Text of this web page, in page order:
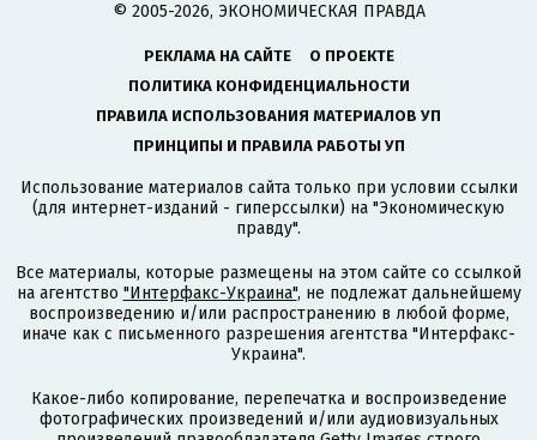
© 2005-2026, ЭКОНОМИЧЕСКАЯ ПРАВДА
РЕКЛАМА НА САЙТЕ
О ПРОЕКТЕ
ПОЛИТИКА КОНФИДЕНЦИАЛЬНОСТИ
ПРАВИЛА ИСПОЛЬЗОВАНИЯ МАТЕРИАЛОВ УП
ПРИНЦИПЫ И ПРАВИЛА РАБОТЫ УП
Использование материалов сайта только при условии ссылки
(для интернет-изданий - гиперссылки) на "Экономическую
правду".
Все материалы, которые размещены на этом сайте со ссылкой
на агентство "Интерфакс-Украина", не подлежат дальнейшему
воспроизведению и/или распространению в любой форме,
иначе как с письменного разрешения агентства "Интерфакс-
Украина".
Какое-либо копирование, перепечатка и воспроизведение
фотографических произведений и/или аудиовизуальных